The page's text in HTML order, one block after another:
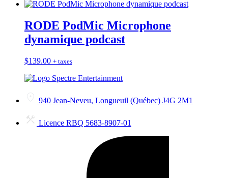
RODE PodMic Microphone
dynamique podcast
$139.00 + taxes
940 Jean-Neveu, Longueuil (Québec) J4G 2M1
Licence RBQ 5683-8907-01